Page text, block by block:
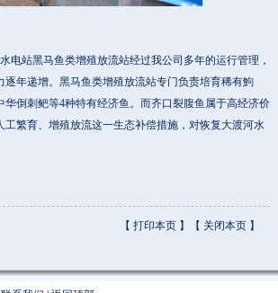
站黑马鱼类增殖放流站经过我公司多年的运行管理，
年递增。黑马鱼类增殖放流站专门负责培育稀有鮈
倒刺鲃等4种特有经济鱼。而齐口裂腹鱼属于高经济价
繁育、增殖放流这一生态补偿措施，对恢复大渡河水
【 打印本页】【 关闭本页】